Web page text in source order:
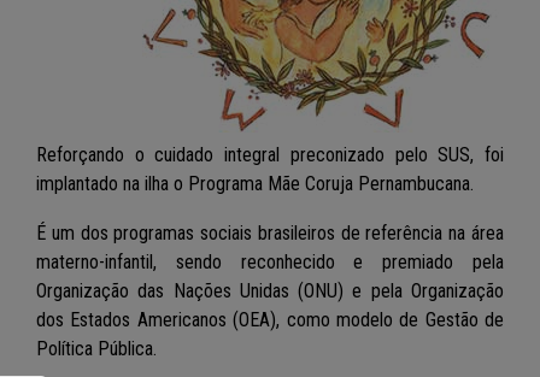
Reforçando o cuidado integral preconizado pelo SUS, foi
implantado na ilha o Programa Mãe Coruja Pernambucana.
É um dos programas sociais brasileiros de referência na área
materno-infantil, sendo reconhecido e premiado pela
Organização das Nações Unidas (ONU) e pela Organização
dos Estados Americanos (OEA), como modelo de Gestão de
Política Pública.